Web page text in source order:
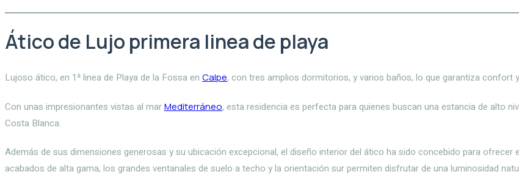
Ático de Lujo primera linea de playa
Lujoso ático, en 1ª linea de Playa de la Fossa en Calpe, con tres amplios dormitorios, y varios baños, lo que garantiza confort
Con unas impresionantes vistas al marMediterráneo, esta residencia es perfecta para quienes buscan una estancia de alto
Costa Blanca.
Además de sus dimensiones generosas y su ubicación excepcional, el diseño interior del ático ha sido concebido para ofrecer
acabados de alta gama, los grandes ventanales de suelo a techo y la orientación sur permiten disfrutar de una luminosidad